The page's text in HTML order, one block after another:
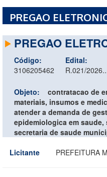
PREGAO
PREGAO
Código:
3106205462
Edital:
R.021/
Objeto:
contratacao de
materiais, insumos e
atender a demanda de
epidemiologica em
secretaria de saude
Licitante
PREFEITURA